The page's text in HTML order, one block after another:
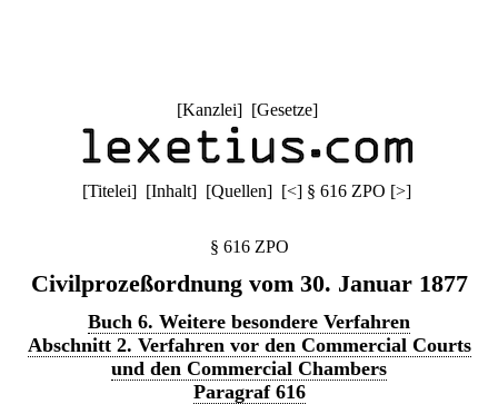
[Kanzlei] [Gesetze]
[Titelei] [Inhalt] [Quellen] [<] § 616 ZPO [>]
§ 616 ZPO
Civilprozeßordnung vom 30. Januar 1877
Buch 6. Weitere besondere Verfahren
Abschnitt 2. Verfahren vor den Commercial Courts
und den Commercial Chambers
Paragraf 616